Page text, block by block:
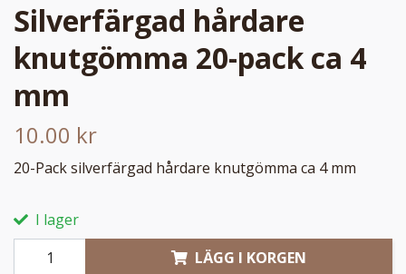
Silverfärgad hårdare
knutgömma 20-pack ca 4
mm
10.00 kr
20-Pack silverfärgad hårdare knutgömma ca 4 mm
I lager
LÄGG I KORGEN